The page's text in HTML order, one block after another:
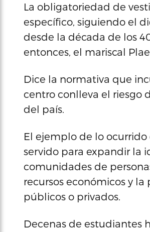
La obligatoriedad de
específico, siguiendo el
desde la década de los
entonces, el mariscal
Dice la normativa que
centro conlleva el riesgo
del país.
El ejemplo de lo
servido para expandir la
comunidades de
recursos económicos y
públicos o privados.
Decenas de estudiantes